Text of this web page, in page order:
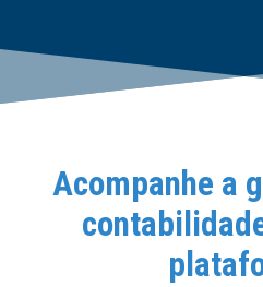
Acompanhe a